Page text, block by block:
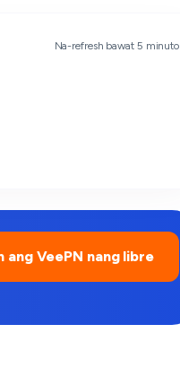
Na-refresh bawat 5 minuto
ang VeePN nang libre